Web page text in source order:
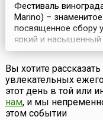
Фестиваль
Marino) –
посвященное сбору
яркий и насыщенный
один из старейших
стране,
лучших сортов
недалеко от Рима.
курор...
Вы хотите
увлекательных
этот день в той или
нам, и мы
этом событии